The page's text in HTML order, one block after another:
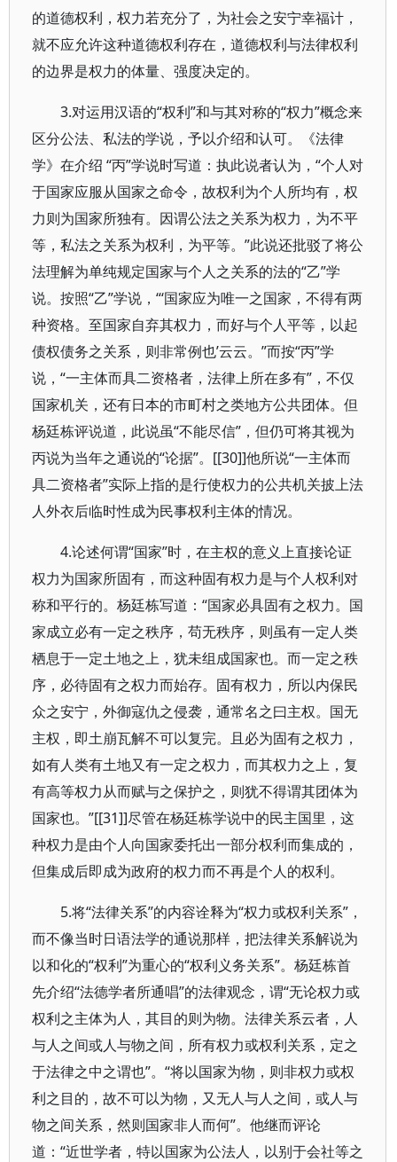
的道德权利，权力若充分了，为社会之安宁幸福计，
就不应允许这种道德权利存在，道德权利与法律权利
的边界是权力的体量、强度决定的。
3.对运用汉语的“权利”和与其对称的“权力”概念来
区分公法、私法的学说，予以介绍和认可。《法律
学》在介绍 “丙”学说时写道：执此说者认为，“个人对
于国家应服从国家之命令，故权利为个人所均有，权
力则为国家所独有。因谓公法之关系为权力，为不平
等，私法之关系为权利，为平等。”此说还批驳了将公
法理解为单纯规定国家与个人之关系的法的“乙”学
说。按照“乙”学说，“‘国家应为唯一之国家，不得有两
种资格。至国家自弃其权力，而好与个人平等，以起
债权债务之关系，则非常例也’云云。”而按“丙”学
说，“一主体而具二资格者，法律上所在多有”，不仅
国家机关，还有日本的市町村之类地方公共团体。但
杨廷栋评说道，此说虽“不能尽信”，但仍可将其视为
丙说为当年之通说的“论据”。[[30]]他所说“一主体而
具二资格者”实际上指的是行使权力的公共机关披上法
人外衣后临时性成为民事权利主体的情况。
4.论述何谓“国家”时，在主权的意义上直接论证
权力为国家所固有，而这种固有权力是与个人权利对
称和平行的。杨廷栋写道：“国家必具固有之权力。国
家成立必有一定之秩序，苟无秩序，则虽有一定人类
栖息于一定土地之上，犹未组成国家也。而一定之秩
序，必待固有之权力而始存。固有权力，所以内保民
众之安宁，外御寇仇之侵袭，通常名之曰主权。国无
主权，即土崩瓦解不可以复完。且必为固有之权力，
如有人类有土地又有一定之权力，而其权力之上，复
有高等权力从而赋与之保护之，则犹不得谓其团体为
国家也。”[[31]]尽管在杨廷栋学说中的民主国里，这
种权力是由个人向国家委托出一部分权利而集成的，
但集成后即成为政府的权力而不再是个人的权利。
5.将“法律关系”的内容诠释为“权力或权利关系”，
而不像当时日语法学的通说那样，把法律关系解说为
以和化的“权利”为重心的“权利义务关系”。杨廷栋首
先介绍“法德学者所通唱”的法律观念，谓“无论权力或
权利之主体为人，其目的则为物。法律关系云者，人
与人之间或人与物之间，所有权力或权利关系，定之
于法律之中之谓也”。“将以国家为物，则非权力或权
利之目的，故不可以为物，又无人与人之间，或人与
物之间关系，然则国家非人而何”。他继而评论
道：“近世学者，特以国家为公法人，以别于会社等之